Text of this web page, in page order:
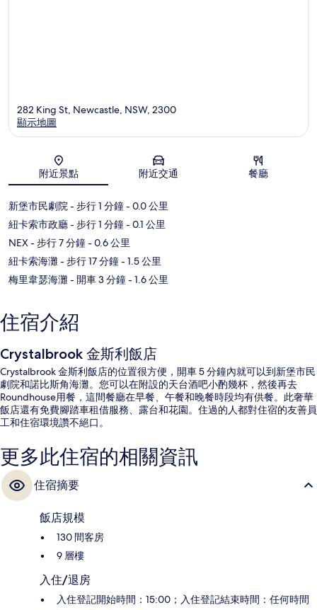
地圖
282 King St, Newcastle, NSW, 2300
顯示地圖
附近景點 附近交通 餐廳
新堡市民劇院- 步行 1 分鐘- 0.0 公里
紐卡索市政廳- 步行 1 分鐘- 0.1 公里
NEX- 步行 7 分鐘- 0.6 公里
紐卡索海灘- 步行 17 分鐘- 1.5 公里
梅里韋瑟海灘- 開車 3 分鐘- 1.6 公里
住宿介紹
Crystalbrook 金斯利飯店
Crystalbrook 金斯利飯店的位置很方便，開車 5 分鐘內就可以到新堡市民
劇院和諾比斯角海灘。您可以在附設的天台酒吧小酌幾杯，然後再去
Roundhouse用餐，這間餐廳在早餐、午餐和晚餐時段均有供餐。此奢華
飯店還有免費腳踏車租借服務、露台和花園。住過的人都對住宿的友善員
工和住宿環境讚不絕口。
更多此住宿的相關資訊
住宿摘要
飯店規模
130 間客房
9 層樓
入住/退房
入住登記開始時間：15:00；入住登記結束時間：任何時間